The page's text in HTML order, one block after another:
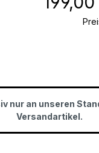
nur an unseren
Versandartikel.